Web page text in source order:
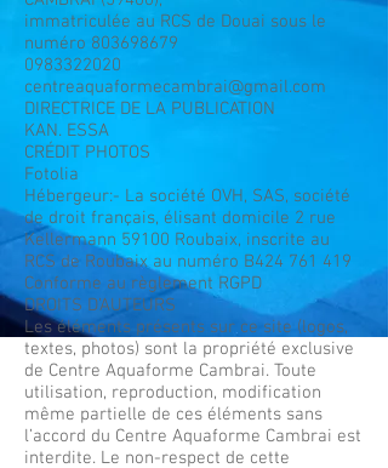
immatriculée au RCS de Douai sous le
numéro 803698679
0983322020
centreaquaformecambrai@gmail.com
DIRECTRICE DE LA PUBLICATION
KAN. ESSA
CRÉDIT PHOTOS
Fotolia
Hébergeur:- La société OVH, SAS, société
de droit français, élisant domicile 2 rue
Kellermann 59100 Roubaix, inscrite au
RCS de Roubaix au numéro B424 761 419
Conforme au règlement RGPD
DROITS D’AUTEURS
Les éléments présents sur ce site (logos,
textes, photos) sont la propriété exclusive
de Centre Aquaforme Cambrai. Toute
utilisation, reproduction, modification
même partielle de ces éléments sans
l’accord du Centre Aquaforme Cambrai est
interdite. Le non-respect de cette